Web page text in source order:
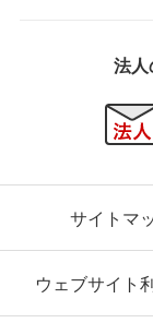
法
サイトマ
ウェブサイト